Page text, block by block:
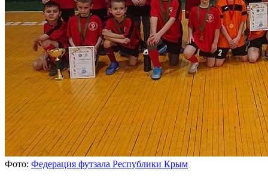
Фото: Федерация футзала Республики Крым